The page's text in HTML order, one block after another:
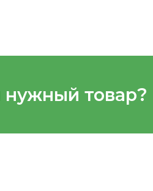
товар?